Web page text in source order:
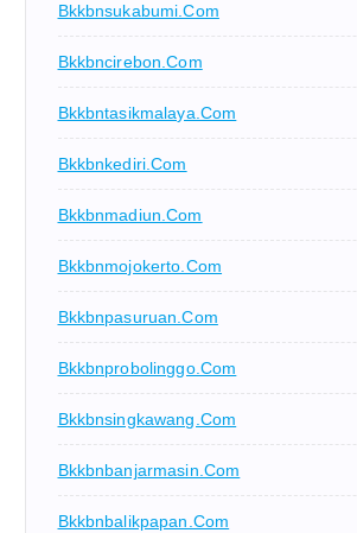
Bkkbnsukabumi.com
Bkkbncirebon.com
Bkkbntasikmalaya.com
Bkkbnkediri.com
Bkkbnmadiun.com
Bkkbnmojokerto.com
Bkkbnpasuruan.com
Bkkbnprobolinggo.com
Bkkbnsingkawang.com
Bkkbnbanjarmasin.com
Bkkbnbalikpapan.com